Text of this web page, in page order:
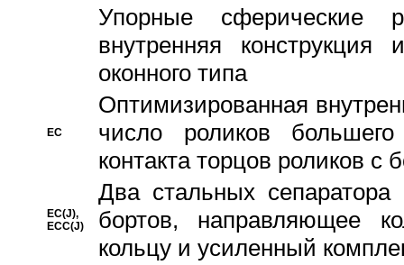
Упорные сферические
внутренняя
оконного типа
EC
Oптимизированная
число роликов
контакта торцов роликов с
EC(J),
ECC(J)
Два стальных сепаратора
бортов, направляющее
кольцу и усиленный